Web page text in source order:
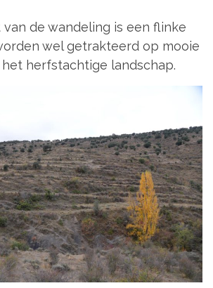
de wandeling is een flinke
wel getrakteerd op mooie
herfstachtige landschap.